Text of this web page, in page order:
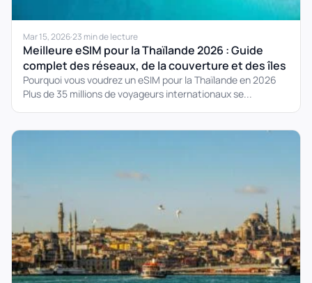
Mar 15, 2026·23 min de lecture
Meilleure eSIM pour la Thaïlande 2026 : Guide
complet des réseaux, de la couverture et des îles
Pourquoi vous voudrez un eSIM pour la Thaïlande en 2026
Plus de 35 millions de voyageurs internationaux se...